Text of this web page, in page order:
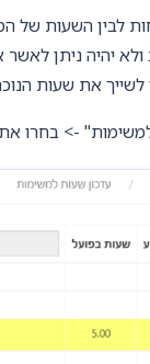
לבין השעות של
יהיה ניתן
לשייך את שעות
-> בחרו